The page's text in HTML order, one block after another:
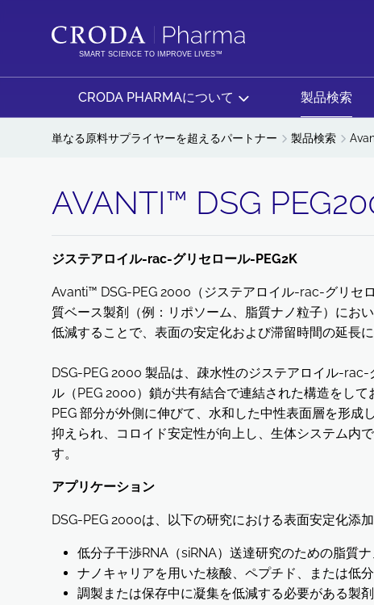
SMART SCIENCE TO IMPROVE LIVES™
CRODA PHARMAについて 製品検索
単なる原料サプライヤーを超えるパートナー 製品検索
AVANTI™ DSG
ジステアロイル-rac-グリセロール-PEG2K
Avanti™ DSG-PEG 2000（ジステアロイル-rac-グリセ
質ベース製剤（例：リポソーム、脂質ナノ粒子）にお
低減することで、表面の安定化および滞留時間の延長に
DSG-PEG 2000 製品は、疎水性のジステアロイル-
ル（PEG 2000）鎖が共有結合で連結された構造をして
PEG 部分が外側に伸びて、水和した中性表面層を形
抑えられ、コロイド安定性が向上し、生体システム内
す。
アプリケーション
DSG-PEG 2000は、以下の研究における表面安定化添
低分子干渉RNA（siRNA）送達研究のための脂質
ナノキャリアを用いた核酸、ペプチド、または低
調製または保存中に凝集を低減する必要がある製